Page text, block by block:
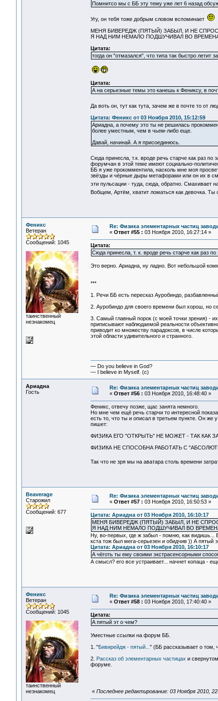
Помнитсо мы с ББ эту тему уже лет 6 назад
Угу, он тебя тоже добрым словом вспоминает
МЕНЯ БИВЕРЕДЖ (ПЯТЫЙ) ЗАБЫЛ, И НЕ
Я НАД НИМ НЕМАЛО ПОДШУЧИВАЛ ВО
Цитата:
тогда он "отмазался", что типа так быстро летит
Цитата:
А на серьезные темы это канешь к Фениксу, в
Да воть он, тут как тута, зачем же в почте то от
Цитата: Феникс от 03 Ноября 2010, 15:12:59
Ариадна, а почему это ты не решилась
более уместным, чем в чьем-либо еще.
Давай, начинай. А я присоединюсь.
Сюда принесла, т.к. вроде речь старче как раз
форумчан в этой теме имеют социально-
ББ я уже прокомментила, насколь мне моя
звёзды и чёрные дыры метафорами или он их в
эти пульсации - туда, сюда, обратно. Смахивает
Вобщем, Артём, хватит ломаться как девочка.
Феникс
Ветеран
Сообщений: 1045
таинственный
незнакомец
Re: Физика элементарных частиц
« Ответ #55 : 03 Ноября 2010, 16:27:14 »
Цитата:
Сюда принесла, т. к. вроде речь старче как раз
Это верно. Ариадна, ну ладно. Вот небольшой
***
1. Речи ББ есть пересказ Ауробиндо,
2. Ауробиндо для своего времени был хорош, но
3. Самый главный порок (с моей точки зрения) -
приписывают наблюдаемой реальности
приводит ко множеству парадоксов, в числе
этой области удивительного и странного.
— Do you believe in God?
— I believe in Myself. (c)
Ариадна
Гость
Re: Физика элементарных частиц
« Ответ #56 : 03 Ноября 2010, 16:48:40 »
Феникс, отвечу позже, щас занята немного.
Но мне чем ещё речь старчи то интересной
есть то, что ты и описал в третьем пункте. Он
пишет:
ФИЗИКА ЕГО "ОТКРЫТЬ" НЕ МОЖЕТ - ТАК КАК
ФИЗИКА НЕ СПОСОБНА РАБОТАТЬ С
Так что не зря мы на аватара столь времени
Beaverage
Старожил
Сообщений: 677
Re: Физика элементарных частиц
« Ответ #57 : 03 Ноября 2010, 16:50:53 »
Цитата: Ариадна от 03 Ноября 2010, 16:10:17
МЕНЯ БИВЕРЕДЖ (ПЯТЫЙ) ЗАБЫЛ, И НЕ
Я НАД НИМ НЕМАЛО ПОДШУЧИВАЛ ВО
Ну, во-первых, где ж забыл - помню, как видишь...
кста тож был мега-серьезен и обидчив )) А пятый
Цитата: Ариадна от 03 Ноября 2010, 16:10:17
А чёготь ты ему своими экстрасенсорными
А смысл? его все устраивает... начнет копаца -
Феникс
Ветеран
Сообщений: 1045
таинственный
незнакомец
Re: Физика элементарных частиц
« Ответ #58 : 03 Ноября 2010, 17:40:40 »
Цитата:
А пятый эт о чем?
Уместные ссылки на форум ББ.
1. "Бивирейдж - пятый... " (ББ рассказывает о том,
2.
Рассказ об элементарных частицах и
форуме.
« Последнее редактирование: 03 Ноября 2010,